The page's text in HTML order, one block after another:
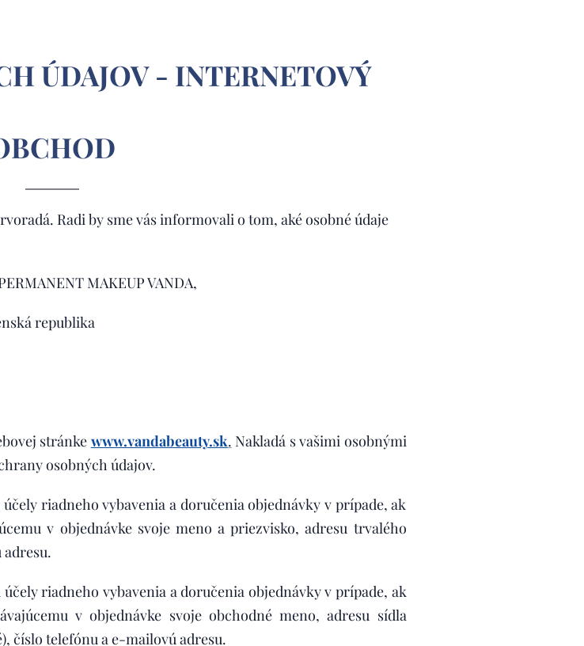
ÚDAJOV - INTERNETOVÝ
Radi by sme vás informovali o tom, aké osobné údaje
MAKEUP VANDA,
republika
stránke www.vandabeauty.sk. Nakladá s vašimi osobnými
osobných údajov.
riadneho vybavenia a doručenia objednávky v prípade, ak
v objednávke svoje meno a priezvisko, adresu trvalého
riadneho vybavenia a doručenia objednávky v prípade, ak
v objednávke svoje obchodné meno, adresu sídla
číslo telefónu a e-mailovú adresu.